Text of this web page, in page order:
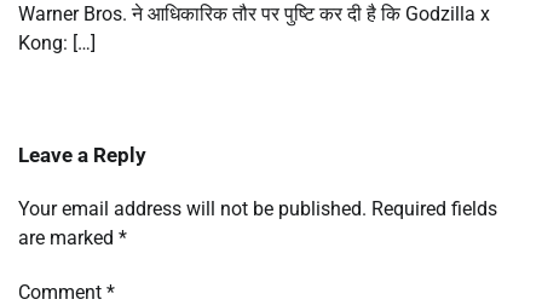
Warner Bros. ने आधिकारिक तौर पर पुष्टि कर दी है कि Godzilla x
Kong: […]
Leave a Reply
Your email address will not be published. Required fields
are marked *
Comment *